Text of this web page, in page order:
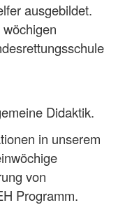
ausgebildet.
Didaktik.
in unserem
von
Programm.